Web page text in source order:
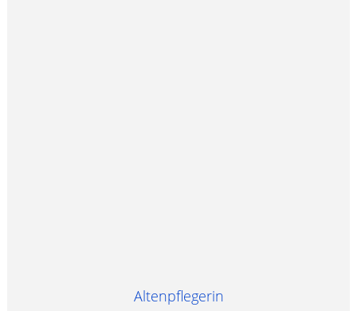
Altenpflegerin